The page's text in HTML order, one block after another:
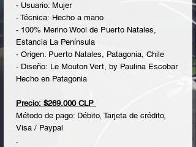
- Usuario: Mujer
- Técnica: Hecho a mano
- 100% Merino Wool de Puerto Natales,
Estancia La Península
- Origen: Puerto Natales, Patagonia, Chile
- Diseño: Le Mouton Vert, by Paulina Escobar
Hecho en Patagonia
Precio: $269.000 CLP
Método de pago: Débito, Tarjeta de crédito,
Visa / Paypal
.